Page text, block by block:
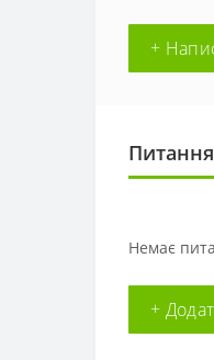
+
Питання
Немає
+